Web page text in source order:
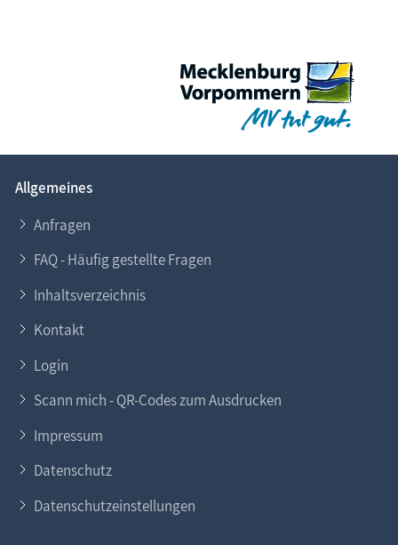
Allgemeines
Anfragen
FAQ - Häufig gestellte Fragen
Inhaltsverzeichnis
Kontakt
Login
Scann mich - QR-Codes zum Ausdrucken
Impressum
Datenschutz
Datenschutzeinstellungen